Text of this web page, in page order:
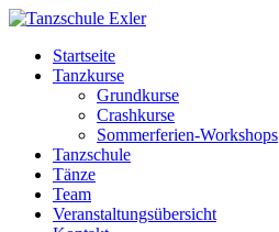
Startseite
Tanzkurse
Grundkurse
Crashkurse
Sommerferien-Workshops
Tanzschule
Tänze
Team
Veranstaltungsübersicht